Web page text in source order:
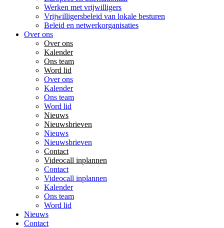
Werken met vrijwilligers
Vrijwilligersbeleid van lokale besturen
Beleid en netwerkorganisaties
Over ons
Over ons
Kalender
Ons team
Word lid
Over ons
Kalender
Ons team
Word lid
Nieuws
Nieuwsbrieven
Nieuws
Nieuwsbrieven
Contact
Videocall inplannen
Contact
Videocall inplannen
Kalender
Ons team
Word lid
Nieuws
Contact